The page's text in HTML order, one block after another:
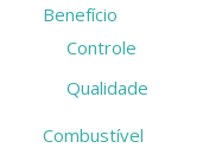
Benefício
Controle
Qualidade
Combustível